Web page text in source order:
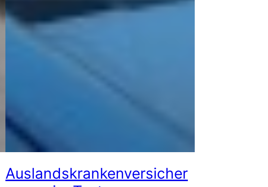
Auslandskrankenversicher